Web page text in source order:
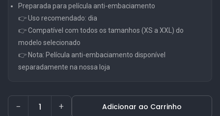
Preparada para película anti-embaciamento
👉 Uso recomendado: dia
👉 Compatível com todos os tamanhos (XS a XXL) do
modelo selecionado
👉 Nota: Película anti-embaciamento disponível
separadamente na nossa loja
− + Adicionar ao Carrinho